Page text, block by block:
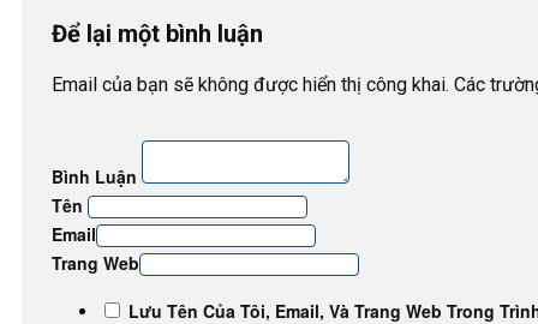
Để lại một bình luận
Email của bạn sẽ không được hiển thị công khai. Các
Bình Luận
Tên
Email
Trang Web
Lưu Tên Của Tôi, Email, Và Trang Web Trong